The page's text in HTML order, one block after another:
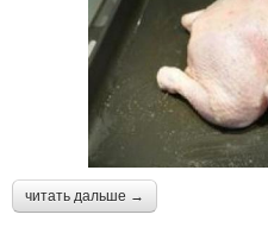
читать дальше →